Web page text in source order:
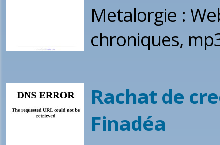
Metalorgie :
chroniques,
Rachat de
Finadéa